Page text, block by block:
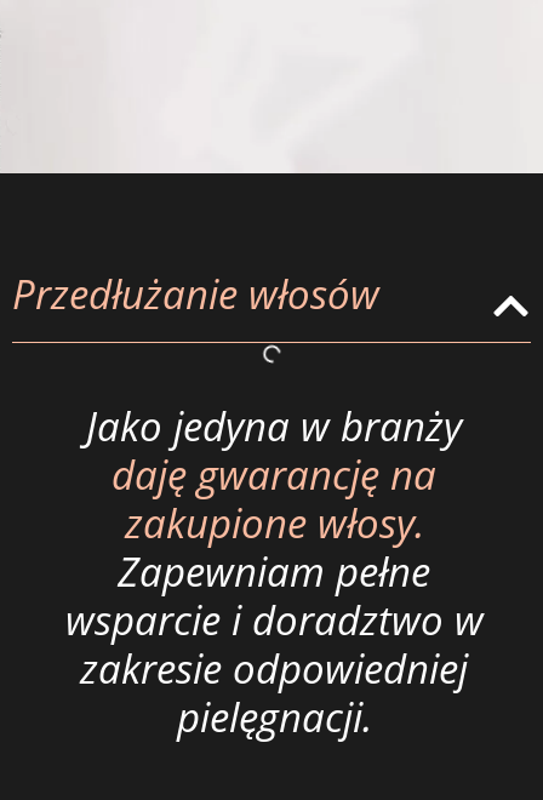
Przedłużanie włosów
Jako jedyna w branży
daję gwarancję na
zakupione włosy.
Zapewniam pełne
wsparcie i doradztwo w
zakresie odpowiedniej
pielęgnacji.